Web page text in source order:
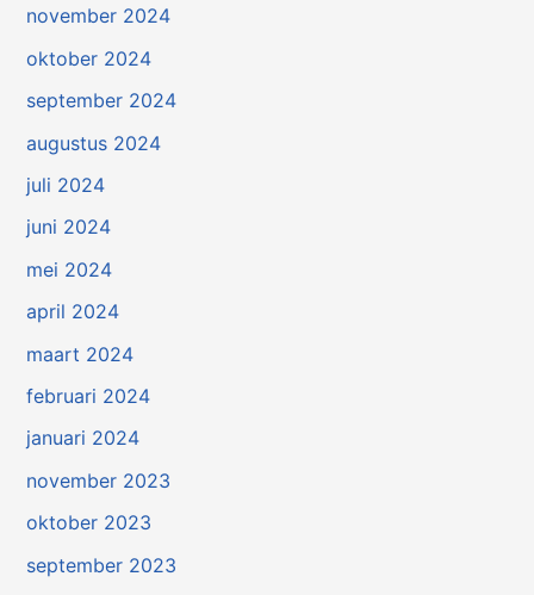
november 2024
oktober 2024
september 2024
augustus 2024
juli 2024
juni 2024
mei 2024
april 2024
maart 2024
februari 2024
januari 2024
november 2023
oktober 2023
september 2023